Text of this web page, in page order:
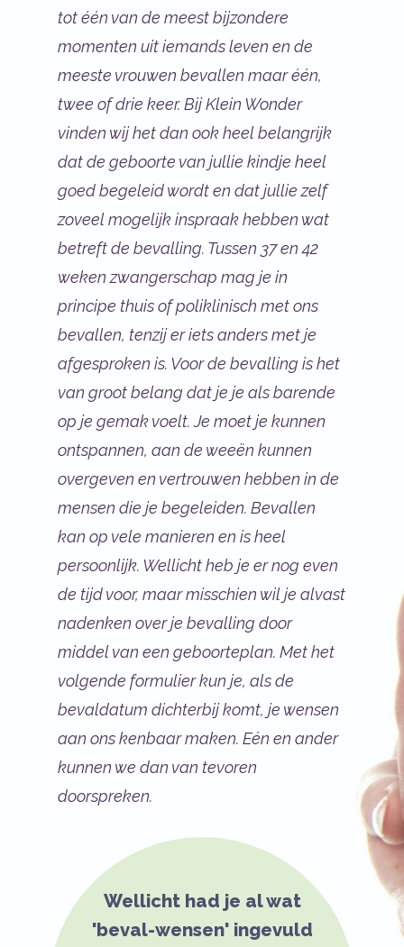
tot één van de meest bijzondere
momenten uit iemands leven en de
meeste vrouwen bevallen maar één,
twee of drie keer. Bij Klein Wonder
vinden wij het dan ook heel belangrijk
dat de geboorte van jullie kindje heel
goed begeleid wordt en dat jullie zelf
zoveel mogelijk inspraak hebben wat
betreft de bevalling. Tussen 37 en 42
weken zwangerschap mag je in
principe thuis of poliklinisch met ons
bevallen, tenzij er iets anders met je
afgesproken is. Voor de bevalling is het
van groot belang dat je je als barende
op je gemak voelt. Je moet je kunnen
ontspannen, aan de weeën kunnen
overgeven en vertrouwen hebben in de
mensen die je begeleiden. Bevallen
kan op vele manieren en is heel
persoonlijk. Wellicht heb je er nog even
de tijd voor, maar misschien wil je alvast
nadenken over je bevalling door
middel van een geboorteplan. Met het
volgende formulier kun je, als de
bevaldatum dichterbij komt, je wensen
aan ons kenbaar maken. Eén en ander
kunnen we dan van tevoren
doorspreken.
Wellicht had je al wat
'beval-wensen' ingevuld